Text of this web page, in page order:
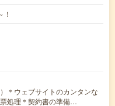
＊ウェブサイトのカンタンな
処理＊契約書の準備…